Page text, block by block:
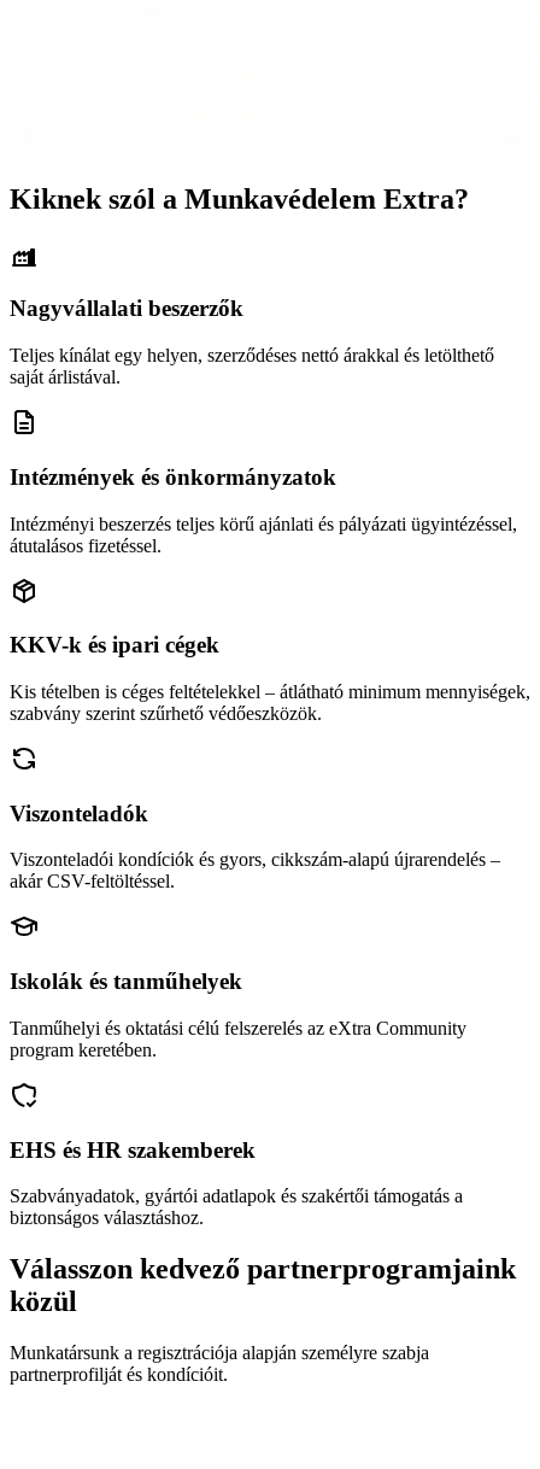
Kiknek szól a Munkavédelem Extra?
Nagyvállalati beszerzők
Teljes kínálat egy helyen, szerződéses nettó árakkal és letölthető
saját árlistával.
Intézmények és önkormányzatok
Intézményi beszerzés teljes körű ajánlati és pályázati ügyintézéssel,
átutalásos fizetéssel.
KKV-k és ipari cégek
Kis tételben is céges feltételekkel – átlátható minimum mennyiségek,
szabvány szerint szűrhető védőeszközök.
Viszonteladók
Viszonteladói kondíciók és gyors, cikkszám-alapú újrarendelés –
akár CSV-feltöltéssel.
Iskolák és tanműhelyek
Tanműhelyi és oktatási célú felszerelés az eXtra Community
program keretében.
EHS és HR szakemberek
Szabványadatok, gyártói adatlapok és szakértői támogatás a
biztonságos választáshoz.
Válasszon kedvező partnerprogramjaink
közül
Munkatársunk a regisztrációja alapján személyre szabja
partnerprofilját és kondícióit.